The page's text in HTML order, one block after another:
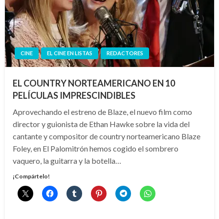
CINE EL CINE EN LISTAS REDACTORES
EL COUNTRY NORTEAMERICANO EN 10
PELÍCULAS IMPRESCINDIBLES
Aprovechando el estreno de Blaze, el nuevo film como
director y guionista de Ethan Hawke sobre la vida del
cantante y compositor de country norteamericano Blaze
Foley, en El Palomitrón hemos cogido el sombrero
vaquero, la guitarra y la botella…
¡Compártelo!